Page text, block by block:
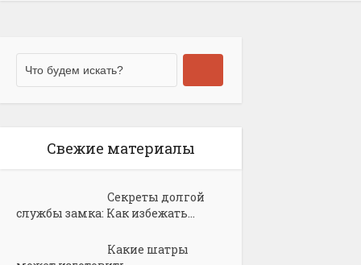
Свежие материалы
Секреты долгой
службы замка: Как избежать...
Какие шатры